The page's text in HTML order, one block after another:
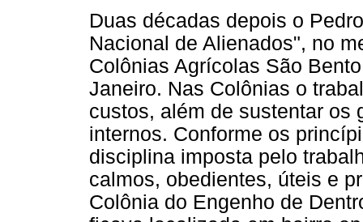
Duas décadas depois o
Nacional de Alienados", no
Colônias Agrícolas São
Janeiro. Nas Colônias o
custos, além de sustentar os
internos. Conforme os
disciplina imposta pelo
calmos, obedientes, úteis e
Colônia do Engenho de